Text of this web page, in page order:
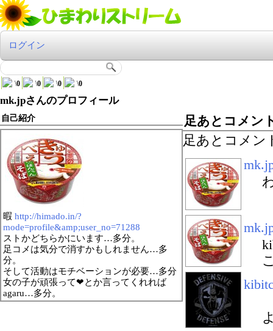
ログイン
\0 \0 \0 \0
mk.jpさんのプロフィール
自己紹介
暇 http://himado.in/?
mode=profile&amp;user_no=71288
ストかどちらかにいます…多分。
足コメは気分で消すかもしれません…多
分。
そして活動はモチベーションが必要…多分
女の子が頑張って❤とか言ってくれれば
agaru…多分。
足あとコメン
足あとコメン